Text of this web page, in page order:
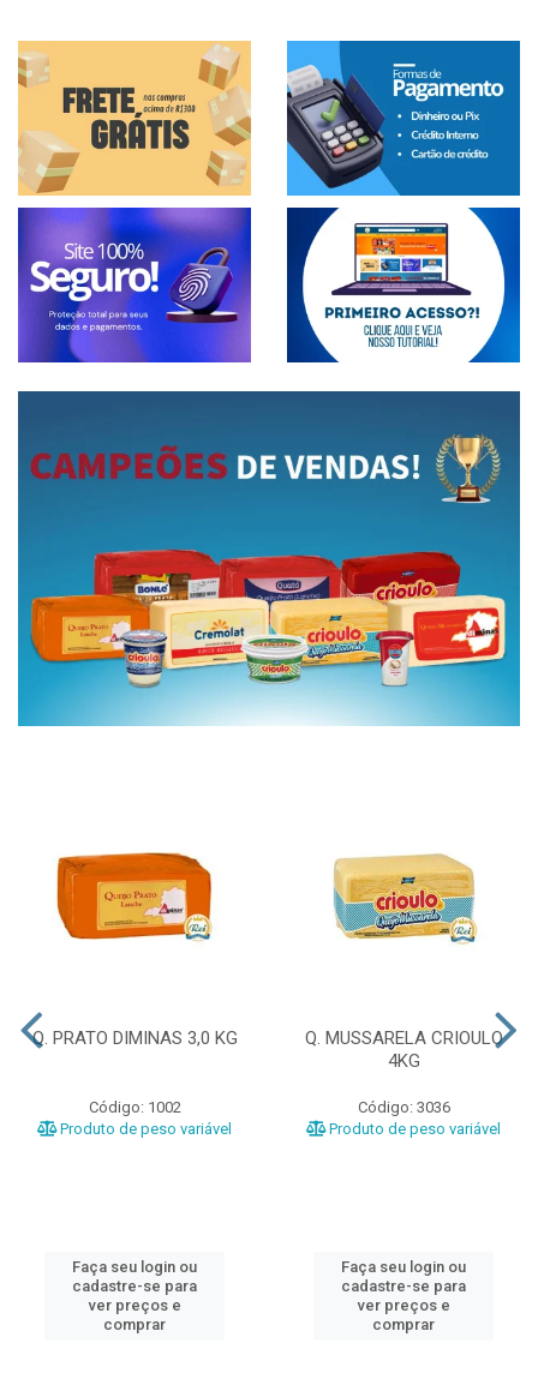
Q. PRATO DIMINAS 3,0 KG
Código: 1002
Produto de peso variável
Faça seu login ou
cadastre-se para
ver preços e
comprar
Q. MUSSARELA CRIOULO
4KG
Código: 3036
Produto de peso variável
Faça seu login ou
cadastre-se para
ver preços e
comprar